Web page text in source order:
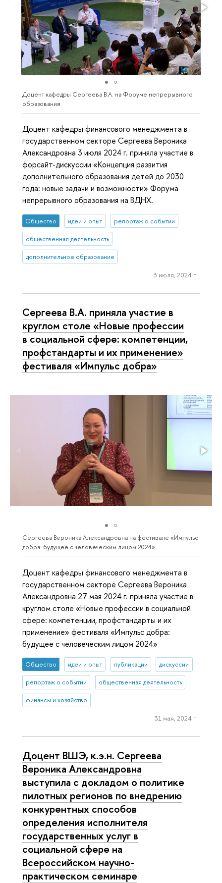
Доцент кафедры Сергеева В.А. на Форуме непрерывного
образования
Доцент кафедры финансового менеджмента в
государственном секторе Сергеева Вероника
Александровна 3 июля 2024 г. приняла участие в
форсайт-дискуссии «Концепция развития
дополнительного образования детей до 2030
года: новые задачи и возможности» Форума
непрерывного образования на ВДНХ.
Общество идеи и опыт репортаж о событии
общественная деятельность
дополнительное образование
3 июля, 2024 г.
Сергеева В.А. приняла участие в
круглом столе «Новые профессии
в социальной сфере: компетенции,
профстандарты и их применение»
фестиваля «Импульс добра»
Сергеева Вероника Александровна на фестивале «Импульс
добра: будущее с человеческим лицом 2024»
Доцент кафедры финансового менеджмента в
государственном секторе Сергеева Вероника
Александровна 27 мая 2024 г. приняла участие в
круглом столе «Новые профессии в социальной
сфере: компетенции, профстандарты и их
применение» фестиваля «Импульс добра:
будущее с человеческим лицом 2024»
Общество идеи и опыт публикации дискуссии
репортаж о событии общественная деятельность
финансы и хозяйство
31 мая, 2024 г.
Доцент ВШЭ, к.э.н. Сергеева
Вероника Александровна
выступила с докладом о политике
пилотных регионов по внедрению
конкурентных способов
определения исполнителя
государственных услуг в
социальной сфере на
Всероссийском научно-
практическом семинаре